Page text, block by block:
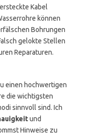
Kabel
können
Bohrungen
gelokte Stellen
Reparaturen.
einen hochwertigen
die wichtigsten
sinnvoll sind. Ich
und
Hinweise zu